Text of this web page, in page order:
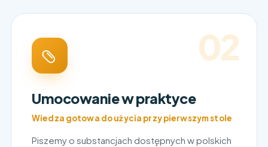
02
Umocowanie w praktyce
Wiedza gotowa do użycia przy pierwszym stole
Piszemy o substancjach dostępnych w polskich